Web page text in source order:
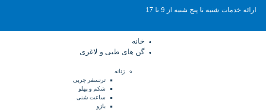
ارائه خدمات شنبه تا پنج شنبه از 9 تا 17
خانه
گن های طبی و لاغری
زنانه
ترنسفر چربی
شکم و پهلو
ساعت شنی
بازو